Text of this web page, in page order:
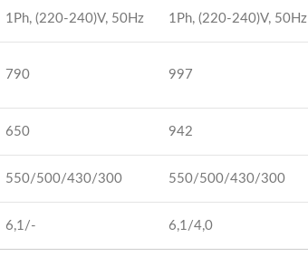
1Ph, (220-240)V, 50Hz 1Ph, (220-240)V, 50Hz
790 997
650 942
550/500/430/300 550/500/430/300
6,1/- 6,1/4,0